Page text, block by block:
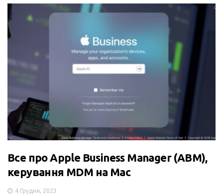
Все про Apple Business Manager (ABM),
керування MDM на Mac
4 Грудня, 2023